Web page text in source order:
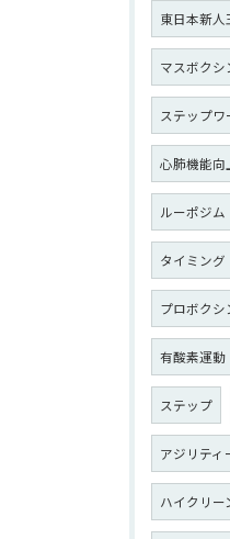
東日本新人
マスボクシ
ステップワ
心肺機能向
ルーポジム
タイミング
プロボクシ
有酸素運動
ステップ
アジリティ
ハイクリー